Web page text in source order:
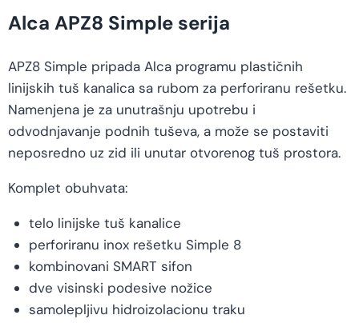
Alca APZ8 Simple serija
APZ8 Simple pripada Alca programu plastičnih
linijskih tuš kanalica sa rubom za perforiranu rešetku.
Namenjena je za unutrašnju upotrebu i
odvodnjavanje podnih tuševa, a može se postaviti
neposredno uz zid ili unutar otvorenog tuš prostora.
Komplet obuhvata:
telo linijske tuš kanalice
perforiranu inox rešetku Simple 8
kombinovani SMART sifon
dve visinski podesive nožice
samolepljivu hidroizolacionu traku